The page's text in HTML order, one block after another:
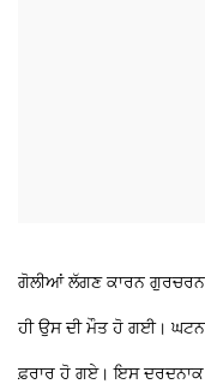
ਗੋਲੀਆਂ ਲੱਗਣ ਕਾਰਨ ਗੁਰਚਰਨ
ਹੀ ਉਸ ਦੀ ਮੌਤ ਹੋ ਗਈ।
ਫ਼ਰਾਰ ਹੋ ਗਏ। ਇਸ ਦਰਦਨਾਕ